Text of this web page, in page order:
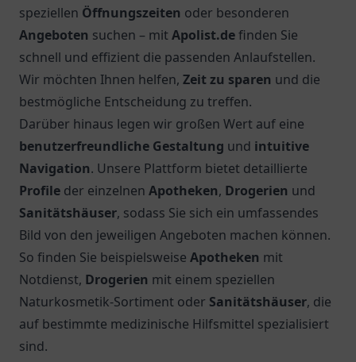
speziellen Öffnungszeiten oder besonderen
Angeboten suchen – mit Apolist.definden Sie
schnell und effizient die passenden Anlaufstellen.
Wir möchten Ihnen helfen, Zeit zu sparen und die
bestmögliche Entscheidung zu treffen.
Darüber hinaus legen wir großen Wert auf eine
benutzerfreundliche Gestaltung und intuitive
Navigation. Unsere Plattform bietet detaillierte
Profile der einzelnen Apotheken, Drogerien und
Sanitätshäuser, sodass Sie sich ein umfassendes
Bild von den jeweiligen Angeboten machen können.
So finden Sie beispielsweise Apotheken mit
Notdienst, Drogerien mit einem speziellen
Naturkosmetik-Sortiment oder Sanitätshäuser, die
auf bestimmte medizinische Hilfsmittel spezialisiert
sind.